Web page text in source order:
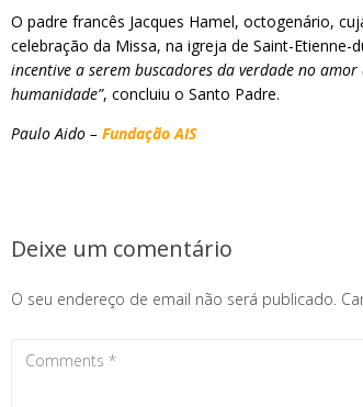
O padre francês Jacques Hamel, octogenário,
celebração da Missa, na igreja de Saint-
incentive a serem buscadores da verdade no
humanidade”, concluiu o Santo Padre.
Paulo Aido – Fundação AIS
Deixe um comentário
O seu endereço de email não será publicado.